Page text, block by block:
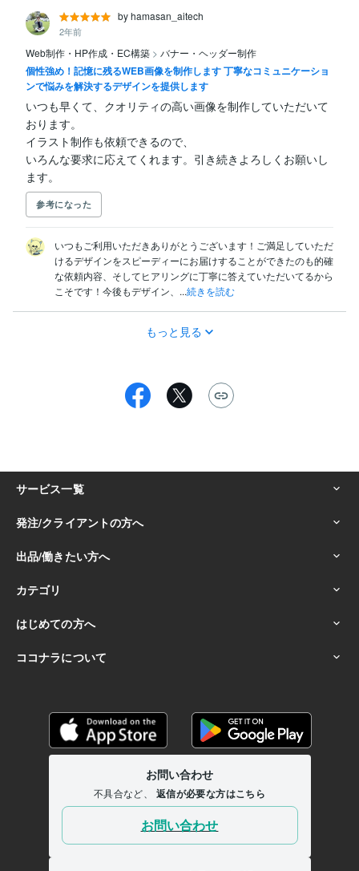
by hamasan_aitech
2年前
Web制作・HP作成・EC構築 > バナー・ヘッダー制作
個性強め！記憶に残るWEB画像を制作します 丁寧なコミュニケーショ
ンで悩みを解決するデザインを提供します
いつも早くて、クオリティの高い画像を制作していただいて
おります。
イラスト制作も依頼できるので、
いろんな要求に応えてくれます。引き続きよろしくお願いし
ます。
参考になった
いつもご利用いただきありがとうございます！ご満足していただ
けるデザインをスピーディーにお届けすることができたのも的確
な依頼内容、そしてヒアリングに丁寧に答えていただいてるから
こそです！今後もデザイン、...続きを読む
もっと見る